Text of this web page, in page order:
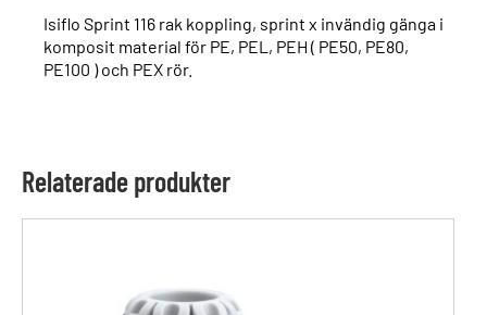
Isiflo Sprint 116 rak koppling, sprint x invändig gänga i
komposit material för PE, PEL, PEH ( PE50, PE80,
PE100 ) och PEX rör.
Relaterade produkter